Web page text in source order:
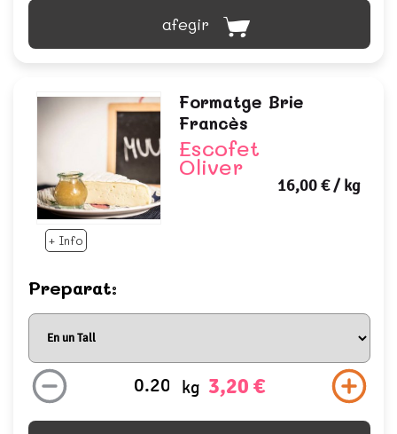
afegir
+ Info
Formatge Brie
Francès
Escofet
Oliver
16,00 €/ kg
Preparat:
kg 3,20 €